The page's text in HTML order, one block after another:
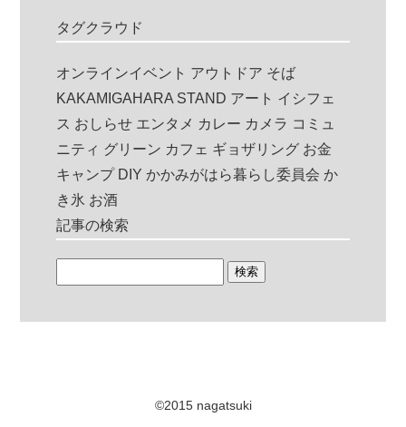
タグクラウド
オンラインイベント アウトドア そば
KAKAMIGAHARA STAND アート イシフェ
ス おしらせ エンタメ カレー カメラ コミュ
ニティ グリーン カフェ ギョザリング お金
キャンプ DIY かかみがはら暮らし委員会 か
き氷 お酒
記事の検索
©2015 nagatsuki